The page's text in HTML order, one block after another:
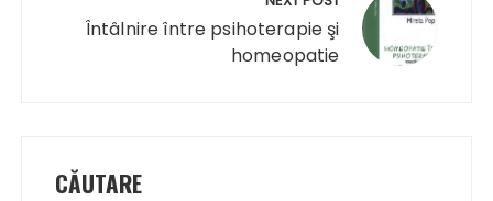
Întâlnire între psihoterapie şi
homeopatie
CĂUTARE